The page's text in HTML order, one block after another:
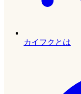
カイフクとは